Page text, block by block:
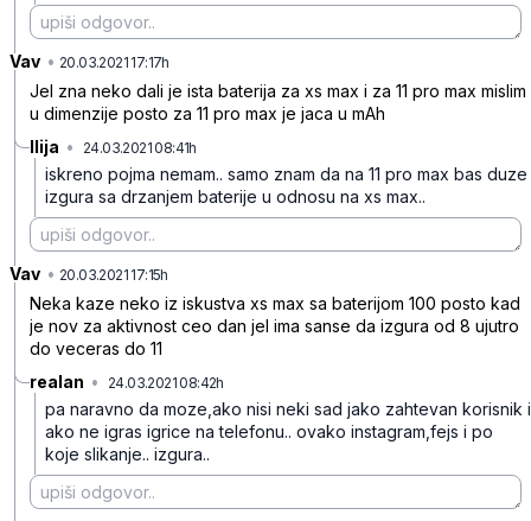
Vav • 20.03.2021 17:17h
Jel zna neko dali je ista baterija za xs max i za 11 pro max mislim
u dimenzije posto za 11 pro max je jaca u mAh
Ilija • 24.03.2021 08:41h
iskreno pojma nemam.. samo znam da na 11 pro max bas duze
izgura sa drzanjem baterije u odnosu na xs max..
Vav • 20.03.2021 17:15h
Neka kaze neko iz iskustva xs max sa baterijom 100 posto kad
je nov za aktivnost ceo dan jel ima sanse da izgura od 8 ujutro
do veceras do 11
realan • 24.03.2021 08:42h
pa naravno da moze,ako nisi neki sad jako zahtevan korisnik i
ako ne igras igrice na telefonu.. ovako instagram,fejs i po
koje slikanje.. izgura..